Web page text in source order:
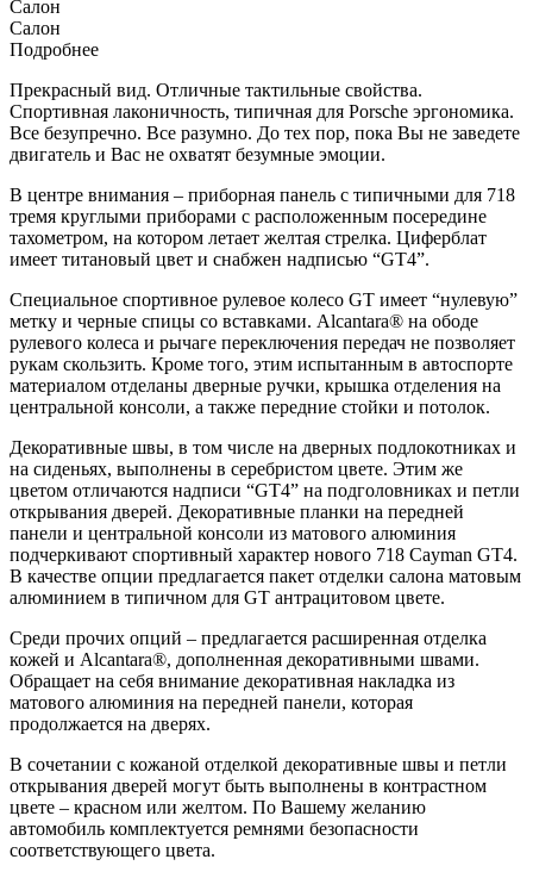
Салон
Салон
Подробнее
Прекрасный вид. Отличные тактильные свойства.
Спортивная лаконичность, типичная для Porsche эргономика.
Все безупречно. Все разумно. До тех пор, пока Вы не заведете
двигатель и Вас не охватят безумные эмоции.
В центре внимания – приборная панель с типичными для 718
тремя круглыми приборами с расположенным посередине
тахометром, на котором летает желтая стрелка. Циферблат
имеет титановый цвет и снабжен надписью “GT4”.
Специальное спортивное рулевое колесо GT имеет “нулевую”
метку и черные спицы со вставками. Alcantara® на ободе
рулевого колеса и рычаге переключения передач не позволяет
рукам скользить. Кроме того, этим испытанным в автоспорте
материалом отделаны дверные ручки, крышка отделения на
центральной консоли, а также передние стойки и потолок.
Декоративные швы, в том числе на дверных подлокотниках и
на сиденьях, выполнены в серебристом цвете. Этим же
цветом отличаются надписи “GT4” на подголовниках и петли
открывания дверей. Декоративные планки на передней
панели и центральной консоли из матового алюминия
подчеркивают спортивный характер нового 718 Cayman GT4.
В качестве опции предлагается пакет отделки салона матовым
алюминием в типичном для GT антрацитовом цвете.
Среди прочих опций – предлагается расширенная отделка
кожей и Alcantara®, дополненная декоративными швами.
Обращает на себя внимание декоративная накладка из
матового алюминия на передней панели, которая
продолжается на дверях.
В сочетании с кожаной отделкой декоративные швы и петли
открывания дверей могут быть выполнены в контрастном
цвете – красном или желтом. По Вашему желанию
автомобиль комплектуется ремнями безопасности
соответствующего цвета.